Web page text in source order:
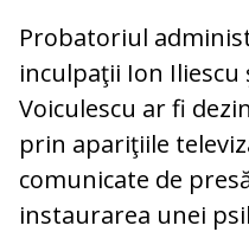
Probatoriul
inculpaţii Ion Iliescu
Voiculescu ar fi
prin apariţiile
comunicate de
instaurarea unei